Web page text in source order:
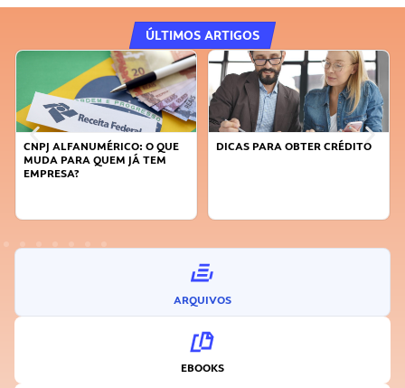
ÚLTIMOS ARTIGOS
ALFANUMÉRICO: O QUE
PARA QUEM JÁ TEM
DICAS PARA OBTER CRÉDITO
FAÇA
ARQUIVOS
EBOOKS